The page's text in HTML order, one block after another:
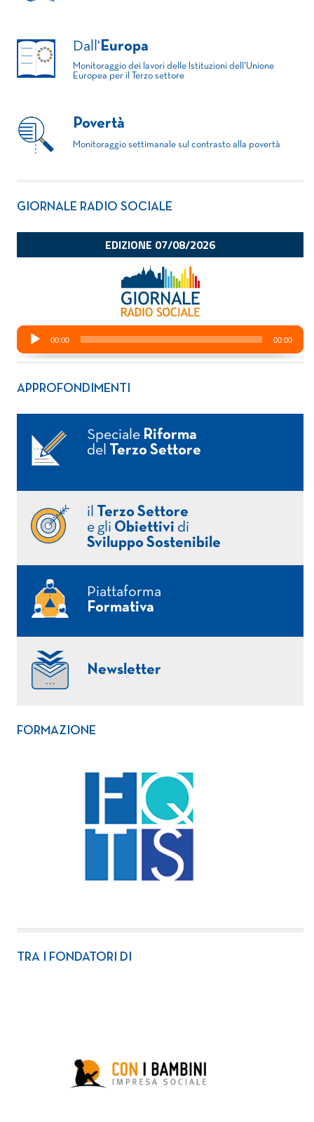
Dall' Europa
Monitoraggio dei lavori delle Istituzioni dell'Unione
Europea per il Terzo settore
Povertà
Monitoraggio settimanale sul contrasto alla povertà
GIORNALE RADIO SOCIALE
APPROFONDIMENTI
Speciale Riforma
del
Terzo Settore
il
Terzo Settore
e gli Obiettivi di
Sviluppo Sostenibile
Piattaforma
Formativa
Newsletter
FORMAZIONE
TRA I FONDATORI DI